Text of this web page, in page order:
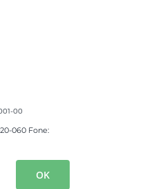
00
060 Fone:
OK